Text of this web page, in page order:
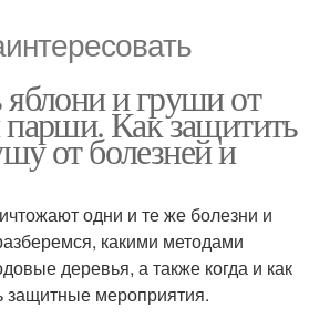
яблони и груши от
парши. Как защитить
от болезней и
одни и те же болезни и
какими методами
деревья, а также когда и как
защитные мероприятия.